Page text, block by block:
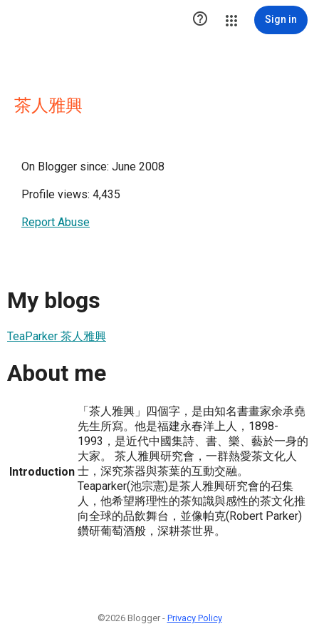
 Sign in
茶人雅興
On Blogger since: June 2008
Profile views: 4,435
Report Abuse
My blogs
TeaParker 茶人雅興
About me
Introduction
「茶人雅興」四個字，是由知名書畫家余承堯
先生所寫。他是福建永春洋上人，1898-
1993，是近代中國集詩、書、樂、藝於一身的
大家。 茶人雅興研究會，一群熱愛茶文化人
士，深究茶器與茶葉的互動交融。
Teaparker(池宗憲)是茶人雅興研究會的召集
人，他希望將理性的茶知識與感性的茶文化推
向全球的品飲舞台，並像帕克(Robert Parker)
鑽研葡萄酒般，深耕茶世界。
©2026 Blogger - Privacy Policy